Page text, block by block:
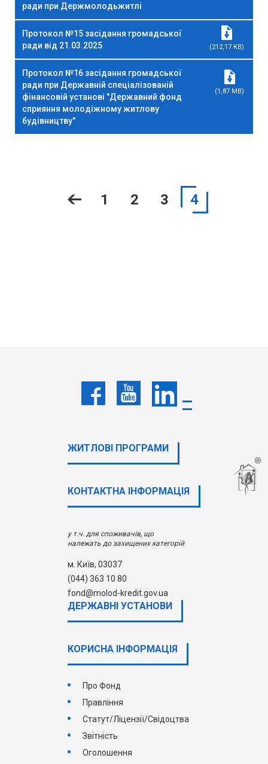
ради при Держмолодьжитлі
Протокол №15 засідання громадської
ради від 21.03.2025
(212,17 KB)
Протокол №16 засідання громадської
ради при Державній спеціалізованій
фінансовій установі "Державний фонд
сприяння молодіжному житлову
будівництву"
(1,87 MB)
1 2 3 4
ЖИТЛОВІ ПРОГРАМИ
КОНТАКТНА ІНФОРМАЦІЯ
у т.ч. для споживачів, що
належать до захищених категорій
м. Київ, 03037
(044) 363 10 80
fond@molod-kredit.gov.ua
ДЕРЖАВНI УСТАНОВИ
КОРИСНА ІНФОРМАЦІЯ
Про Фонд
Правління
Статут/Ліцензії/Свідоцтва
Звітність
Оголошення